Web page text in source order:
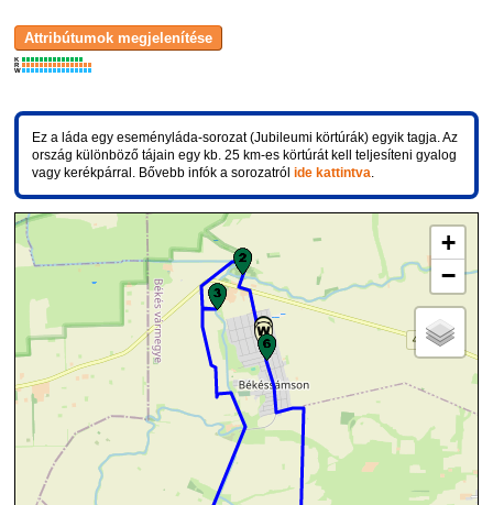
K
R
W
Ez a láda egy eseményláda-sorozat (Jubileumi körtúrák) egyik tagja. Az
ország különböző tájain egy kb. 25 km-es körtúrát kell teljesíteni gyalog
vagy kerékpárral. Bővebb infók a sorozatrólide kattintva.
+
−